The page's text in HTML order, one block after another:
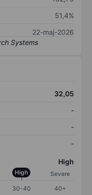
51,4%
22-maj-2026
32,05
-
-
-
High
High
Severe
30-40 40+